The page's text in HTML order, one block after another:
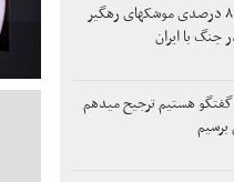
کاهش ۸۰ درصدی موشکهای رهگیر
جنگ با ایران
هستیم ترجیح میدهم
برسیم